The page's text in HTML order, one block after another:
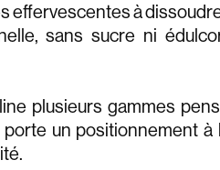
effervescentes à
sans sucre ni
plusieurs gammes
un positionnement